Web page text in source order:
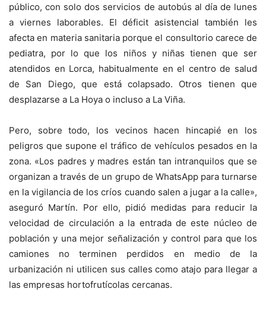
público, con solo dos servicios de autobús al día de lunes
a viernes laborables. El déficit asistencial también les
afecta en materia sanitaria porque el consultorio carece de
pediatra, por lo que los niños y niñas tienen que ser
atendidos en Lorca, habitualmente en el centro de salud
de San Diego, que está colapsado. Otros tienen que
desplazarse a La Hoya o incluso a La Viña.
Pero, sobre todo, los vecinos hacen hincapié en los
peligros que supone el tráfico de vehículos pesados en la
zona. «Los padres y madres están tan intranquilos que se
organizan a través de un grupo de WhatsApp para turnarse
en la vigilancia de los críos cuando salen a jugar a la calle»,
aseguró Martín. Por ello, pidió medidas para reducir la
velocidad de circulación a la entrada de este núcleo de
población y una mejor señalización y control para que los
camiones no terminen perdidos en medio de la
urbanización ni utilicen sus calles como atajo para llegar a
las empresas hortofrutícolas cercanas.